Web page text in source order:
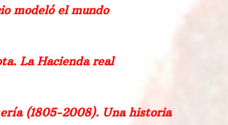
modeló el mundo
La Hacienda real
(1805-2008). Una historia